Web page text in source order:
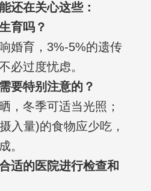
还在关心这些：
育吗？
婚育，3%-5%的遗传
必过度忧虑。
要特别注意的？
，冬季可适当光照；
入量)的食物应少吃，
。
适的医院进行检查和